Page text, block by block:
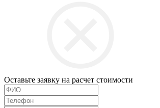
Оставьте заявку на расчет стоимости